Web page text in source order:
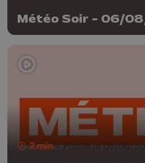
Météo Soir - 06/
2 min- Publié le 06/08/